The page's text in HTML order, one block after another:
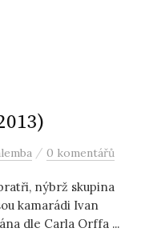
/ 0 komentářů
nýbrž skupina
kamarádi Ivan
dle Carla Orffa ...